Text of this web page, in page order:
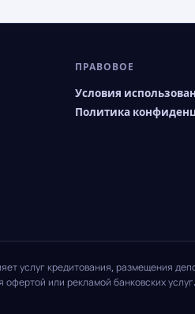
ПРАВОВОЕ
Условия
Политика
услуг кредитования, размещения
или рекламой банковских